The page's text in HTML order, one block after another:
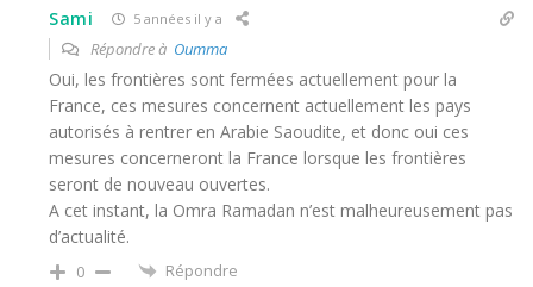
Sami 5 années il y a
Répondre à Oumma
Oui, les frontières sont fermées actuellement pour la
France, ces mesures concernent actuellement les pays
autorisés à rentrer en Arabie Saoudite, et donc oui ces
mesures concerneront la France lorsque les frontières
seront de nouveau ouvertes.
A cet instant, la Omra Ramadan n’est malheureusement pas
d’actualité.
0 Répondre